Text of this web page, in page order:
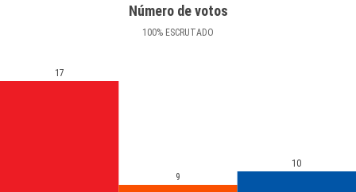
Número de votos
100% ESCRUTADO
17
9
10